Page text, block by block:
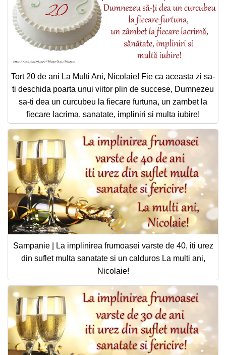
Tort 20 de ani La Multi Ani, Nicolaie! Fie ca aceasta zi sa-
ti deschida poarta unui viitor plin de succese, Dumnezeu
sa-ti dea un curcubeu la fiecare furtuna, un zambet la
fiecare lacrima, sanatate, impliniri si multa iubire!
Sampanie | La implinirea frumoasei varste de 40, iti urez
din suflet multa sanatate si un calduros La multi ani,
Nicolaie!